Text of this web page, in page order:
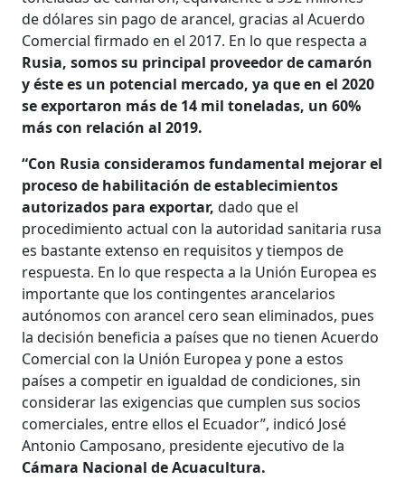
de dólares sin pago de arancel, gracias al Acuerdo
Comercial firmado en el 2017. En lo que respecta a
Rusia, somos su principal proveedor de camarón
y éste es un potencial mercado, ya que en el 2020
se exportaron más de 14 mil toneladas, un 60%
más con relación al 2019.
“Con Rusia consideramos fundamental mejorar el
proceso de habilitación de establecimientos
autorizados para exportar, dado que el
procedimiento actual con la autoridad sanitaria rusa
es bastante extenso en requisitos y tiempos de
respuesta. En lo que respecta a la Unión Europea es
importante que los contingentes arancelarios
autónomos con arancel cero sean eliminados, pues
la decisión beneficia a países que no tienen Acuerdo
Comercial con la Unión Europea y pone a estos
países a competir en igualdad de condiciones, sin
considerar las exigencias que cumplen sus socios
comerciales, entre ellos el Ecuador”, indicó José
Antonio Camposano, presidente ejecutivo de la
Cámara Nacional de Acuacultura.